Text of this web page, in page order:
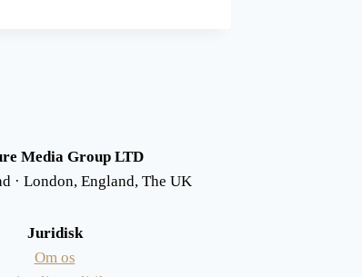
Media Group LTD
· London, England, The UK
Juridisk
Om os